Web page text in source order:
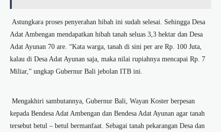
Astungkara proses penyerahan hibah ini sudah selesai. Sehingga Desa
Adat Ambengan mendapatkan hibah tanah seluas 3,3 hektar dan Desa
Adat Ayunan 70 are. “Kata warga, tanah di sini per are Rp. 100 Juta,
kalau di Desa Adat Ayunan saja, maka nilai rupiahnya mencapai Rp. 7
Miliar,” ungkap Gubernur Bali jebolan ITB ini.
Mengakhiri sambutannya, Gubernur Bali, Wayan Koster berpesan
kepada Bendesa Adat Ambengan dan Bendesa Adat Ayunan agar tanah
tersebut betul – betul bermanfaat. Sebagai tanah pekarangan Desa dan